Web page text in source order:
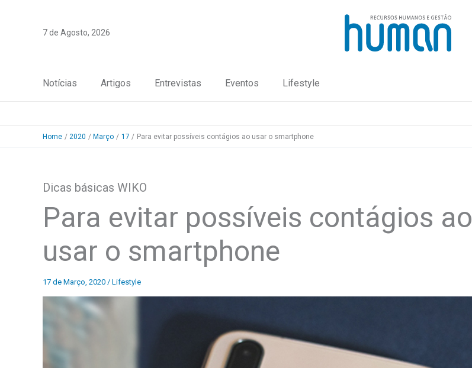
7 de Agosto, 2026
Notícias Artigos Entrevistas Eventos Lifestyle
Home 2020 Março 17 Para evitar possíveis contágios ao usar o smartphone
Dicas básicas WIKO
Para evitar possíveis contágios ao
usar o smartphone
17 de Março, 2020 / Lifestyle